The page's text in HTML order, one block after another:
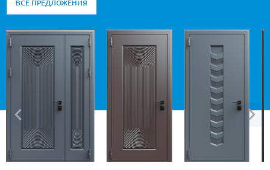
ВСЕ ПРЕДЛОЖЕНИЯ